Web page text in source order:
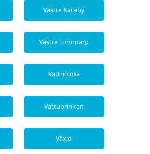
Västra Karaby
Västra Tommarp
Vattholma
Vattubrinken
Växjö